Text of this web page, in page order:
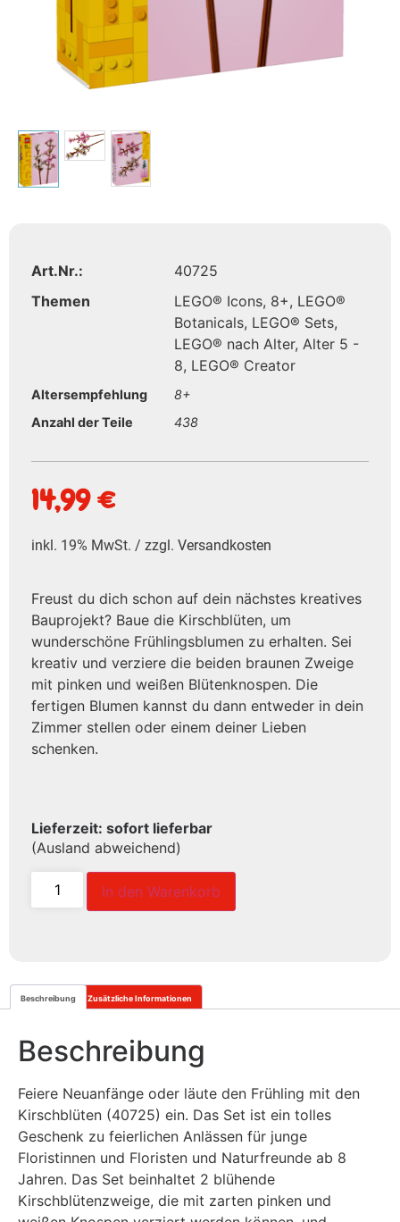
Art.Nr.:
40725
Themen
LEGO® Icons, 8+, LEGO®
Botanicals, LEGO® Sets,
LEGO® nach Alter, Alter 5 -
8, LEGO® Creator
Altersempfehlung
8+
Anzahl der Teile
438
14,99€
inkl. 19% MwSt. / zzgl. Versandkosten
Freust du dich schon auf dein nächstes kreatives
Bauprojekt? Baue die Kirschblüten, um
wunderschöne Frühlingsblumen zu erhalten. Sei
kreativ und verziere die beiden braunen Zweige
mit pinken und weißen Blütenknospen. Die
fertigen Blumen kannst du dann entweder in dein
Zimmer stellen oder einem deiner Lieben
schenken.
Lieferzeit: sofort lieferbar
(Ausland abweichend)
In den Warenkorb
Beschreibung Zusätzliche Informationen
Beschreibung
Feiere Neuanfänge oder läute den Frühling mit den
Kirschblüten (40725) ein. Das Set ist ein tolles
Geschenk zu feierlichen Anlässen für junge
Floristinnen und Floristen und Naturfreunde ab 8
Jahren. Das Set beinhaltet 2 blühende
Kirschblütenzweige, die mit zarten pinken und